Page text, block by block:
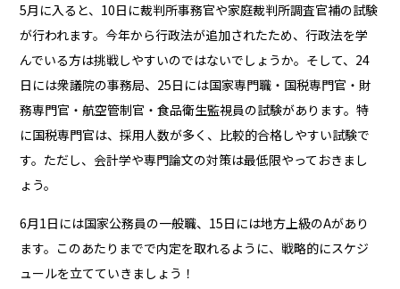
5月に入ると、10日に裁判所事務官や家庭裁判所調査官補の試験
が行われます。今年から行政法が追加されたため、行政法を学
んでいる方は挑戦しやすいのではないでしょうか。そして、24
日には衆議院の事務局、25日には国家専門職・国税専門官・財
務専門官・航空管制官・食品衛生監視員の試験があります。特
に国税専門官は、採用人数が多く、比較的合格しやすい試験で
す。ただし、会計学や専門論文の対策は最低限やっておきまし
ょう。
6月1日には国家公務員の一般職、15日には地方上級のAがあり
ます。このあたりまでで内定を取れるように、戦略的にスケジ
ュールを立てていきましょう！